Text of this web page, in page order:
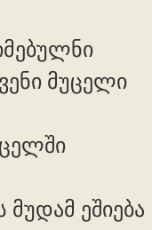
მუცელი
ეშიება